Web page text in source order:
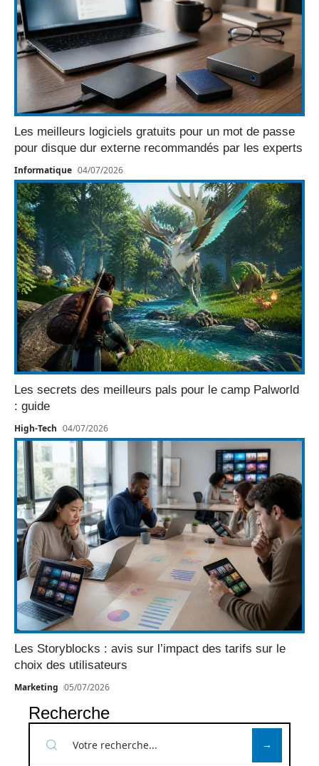
Les meilleurs logiciels gratuits pour un mot de passe
pour disque dur externe recommandés par les experts
Informatique 04/07/2026
Les secrets des meilleurs pals pour le camp Palworld
: guide
High-Tech 04/07/2026
Les Storyblocks : avis sur l’impact des tarifs sur le
choix des utilisateurs
Marketing 05/07/2026
Recherche